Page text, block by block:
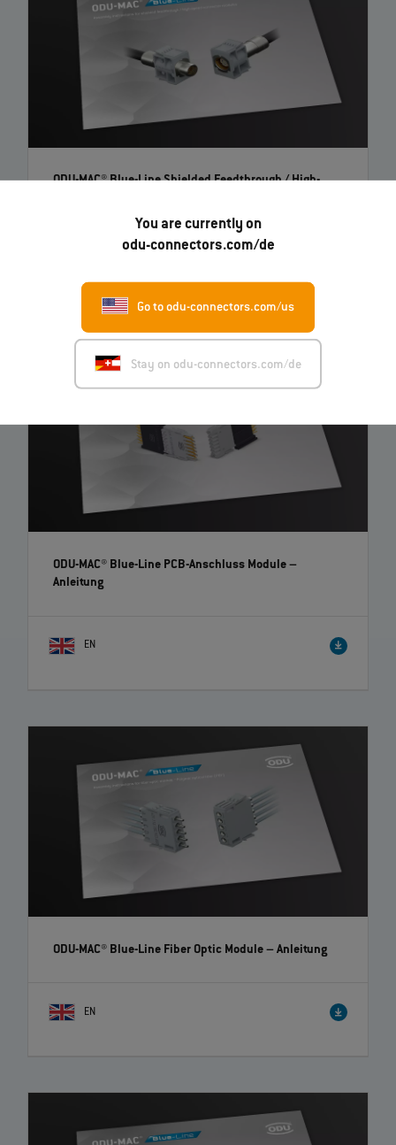
You are currently on
odu-connectors.com/de
Go to odu-connectors.com/us
Stay on odu-connectors.com/de
ODU-MAC® Blue-Line Shielded Feedthrough / High-
ODU-MAC® Blue-Line PCB-Anschluss Module–
Anleitung
EN
ODU-MAC® Blue-Line Fiber Optic Module– Anleitung
EN